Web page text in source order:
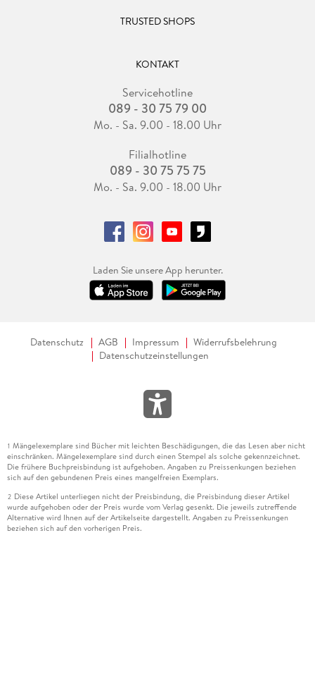
TRUSTED SHOPS
KONTAKT
Servicehotline
089 - 30 75 79 00
Mo. - Sa. 9.00 - 18.00 Uhr
Filialhotline
089 - 30 75 75 75
Mo. - Sa. 9.00 - 18.00 Uhr
Laden Sie unsere App herunter.
Datenschutz AGB Impressum
Widerrufsbelehrung
Datenschutzeinstellungen
1 Mängelexemplare sind Bücher mit leichten Beschädigungen, die das Lesen aber nicht
einschränken. Mängelexemplare sind durch einen Stempel als solche gekennzeichnet.
Die frühere Buchpreisbindung ist aufgehoben. Angaben zu Preissenkungen beziehen
sich auf den gebundenen Preis eines mangelfreien Exemplars.
2 Diese Artikel unterliegen nicht der Preisbindung, die Preisbindung dieser Artikel
wurde aufgehoben oder der Preis wurde vom Verlag gesenkt. Die jeweils zutreffende
Alternative wird Ihnen auf der Artikelseite dargestellt. Angaben zu Preissenkungen
beziehen sich auf den vorherigen Preis.